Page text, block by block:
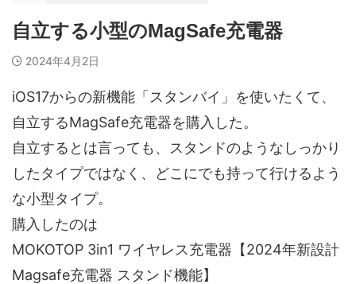
自立する小型のMagSafe充電器
2024年4月2日
iOS17からの新機能「スタンバイ」を使いたくて、
自立するMagSafe充電器を購入した。
自立するとは言っても、スタンドのようなしっかり
したタイプではなく、どこにでも持って行けるよう
な小型タイプ。
購入したのは
MOKOTOP 3in1 ワイヤレス充電器【2024年新設計
Magsafe充電器 スタンド機能】